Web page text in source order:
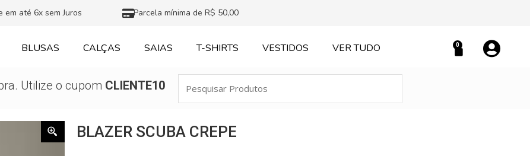
em até 6x sem Juros Parcela mínima de R$ 50,00
BLUSAS CALÇAS SAIAS T-SHIRTS VESTIDOS VER TUDO 0
Carrinho
Utilize o cupom CLIENTE10
Produtos
BLAZER SCUBA CREPE